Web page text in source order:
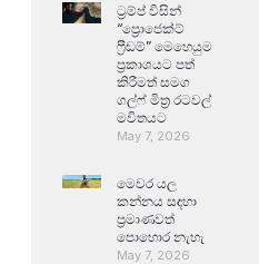
ට්‍රම්ප් විසින්
“ප්‍රොජෙක්ට්
ෆ්‍රීඩම්” මෙහෙයුම
ප්‍රකාශයට පත්
කිරීමත් සමග
ගල්ෆ් මිත්‍ර රටවල්
මවිතයට
May 7, 2026
මෙවර යල
කන්නය සඳහා
ප්‍රමාණවත්
පොහොර නැහැ
May 7, 2026